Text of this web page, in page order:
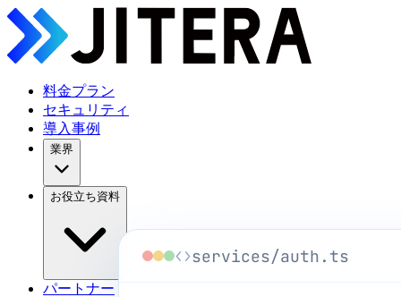
料金プラン
セキュリティ
導入事例
業界
お役立ち資料
パートナー
services/auth.ts